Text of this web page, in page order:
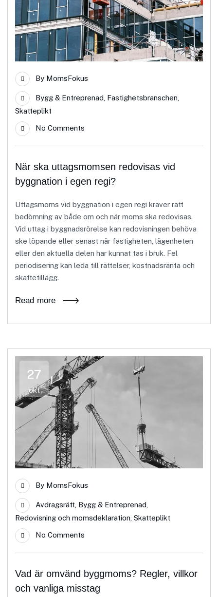
By MomsFokus
Bygg & Entreprenad, Fastighetsbranschen,
Skatteplikt
No Comments
När ska uttagsmomsen redovisas vid
byggnation i egen regi?
Uttagsmoms vid byggnation i egen regi kräver rätt
bedömning av både om och när moms ska redovisas.
Vid uttag i byggnadsrörelse kan redovisningen behöva
ske löpande eller senast när fastigheten, lägenheten
eller den aktuella delen har kunnat tas i bruk. Fel
periodisering kan leda till rättelser, kostnadsränta och
skattetillägg.
Read more
27
okt
By MomsFokus
Avdragsrätt, Bygg & Entreprenad,
Redovisning och momsdeklaration, Skatteplikt
No Comments
Vad är omvänd byggmoms? Regler, villkor
och vanliga misstag